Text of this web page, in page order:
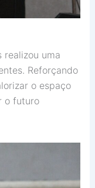
realizou uma
Reforçando
o espaço
o futuro